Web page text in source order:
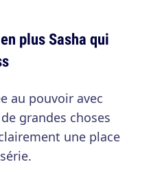
plus Sasha qui
au pouvoir avec
grandes choses
une place